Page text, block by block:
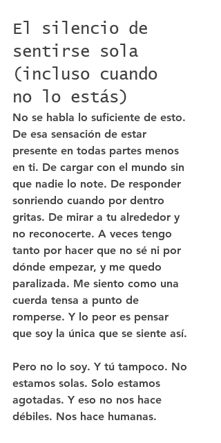
El silencio de
sentirse sola
(incluso cuando
no lo estás)
No se habla lo suficiente de esto.
De esa sensación de estar
presente en todas partes menos
en ti. De cargar con el mundo sin
que nadie lo note. De responder
sonriendo cuando por dentro
gritas. De mirar a tu alrededor y
no reconocerte. A veces tengo
tanto por hacer que no sé ni por
dónde empezar, y me quedo
paralizada. Me siento como una
cuerda tensa a punto de
romperse. Y lo peor es pensar
que soy la única que se siente así.
Pero no lo soy. Y tú tampoco. No
estamos solas. Solo estamos
agotadas. Y eso no nos hace
débiles. Nos hace humanas.